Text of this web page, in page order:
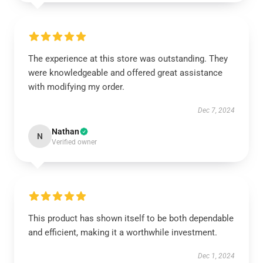
The experience at this store was outstanding. They
were knowledgeable and offered great assistance
with modifying my order.
Dec 7, 2024
N Nathan
Verified owner
This product has shown itself to be both dependable
and efficient, making it a worthwhile investment.
Dec 1, 2024